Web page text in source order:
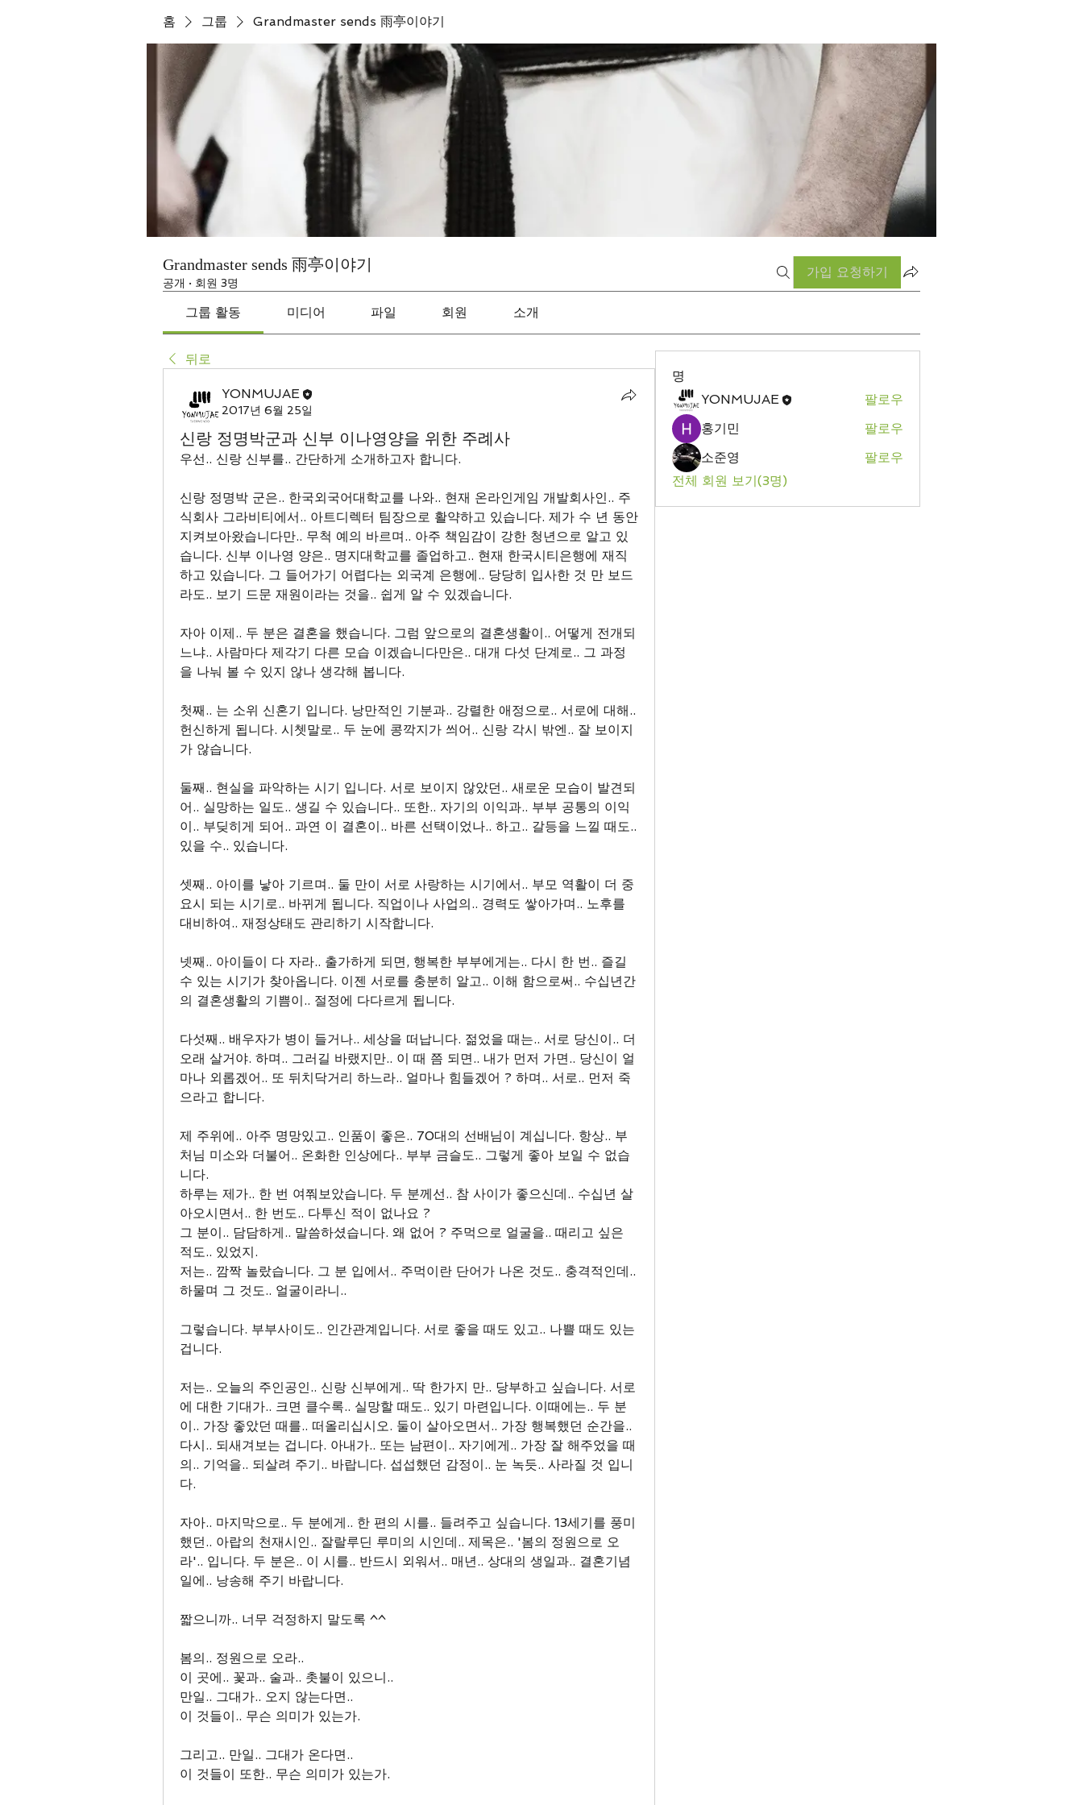
홈 그룹 Grandmaster sends 雨亭이야기
Grandmaster sends 雨亭이야기
공개 · 회원 3명
가입 요청하기
그룹 활동 미디어 파일 회원 소개
뒤로
YONMUJAE
2017년 6월 25일
신랑 정명박군과 신부 이나영양을 위한 주례사
우선.. 신랑 신부를.. 간단하게 소개하고자 합니다.
신랑 정명박 군은.. 한국외국어대학교를 나와.. 현재 온라인게임 개발회사인.. 주
식회사 그라비티에서.. 아트디렉터 팀장으로 활약하고 있습니다. 제가 수 년 동안
지켜보아왔습니다만.. 무척 예의 바르며.. 아주 책임감이 강한 청년으로 알고 있
습니다. 신부 이나영 양은.. 명지대학교를 졸업하고.. 현재 한국시티은행에 재직
하고 있습니다. 그 들어가기 어렵다는 외국계 은행에.. 당당히 입사한 것 만 보드
라도.. 보기 드문 재원이라는 것을.. 쉽게 알 수 있겠습니다.
자아 이제.. 두 분은 결혼을 했습니다. 그럼 앞으로의 결혼생활이.. 어떻게 전개되
느냐.. 사람마다 제각기 다른 모습 이겠습니다만은.. 대개 다섯 단계로.. 그 과정
을 나눠 볼 수 있지 않나 생각해 봅니다.
첫째.. 는 소위 신혼기 입니다. 낭만적인 기분과.. 강렬한 애정으로.. 서로에 대해..
헌신하게 됩니다. 시쳇말로.. 두 눈에 콩깍지가 씌어.. 신랑 각시 밖엔.. 잘 보이지
가 않습니다.
둘째.. 현실을 파악하는 시기 입니다. 서로 보이지 않았던.. 새로운 모습이 발견되
어.. 실망하는 일도.. 생길 수 있습니다.. 또한.. 자기의 이익과.. 부부 공통의 이익
이.. 부딪히게 되어.. 과연 이 결혼이.. 바른 선택이었나.. 하고.. 갈등을 느낄 때도..
있을 수.. 있습니다.
셋째.. 아이를 낳아 기르며.. 둘 만이 서로 사랑하는 시기에서.. 부모 역활이 더 중
요시 되는 시기로.. 바뀌게 됩니다. 직업이나 사업의.. 경력도 쌓아가며.. 노후를
대비하여.. 재정상태도 관리하기 시작합니다.
넷째.. 아이들이 다 자라.. 출가하게 되면, 행복한 부부에게는.. 다시 한 번.. 즐길
수 있는 시기가 찾아옵니다. 이젠 서로를 충분히 알고.. 이해 함으로써.. 수십년간
의 결혼생활의 기쁨이.. 절정에 다다르게 됩니다.
다섯째.. 배우자가 병이 들거나.. 세상을 떠납니다. 젊었을 때는.. 서로 당신이.. 더
오래 살거야. 하며.. 그러길 바랬지만.. 이 때 쯤 되면.. 내가 먼저 가면.. 당신이 얼
마나 외롭겠어.. 또 뒤치닥거리 하느라.. 얼마나 힘들겠어 ? 하며.. 서로.. 먼저 죽
으라고 합니다.
제 주위에.. 아주 명망있고.. 인품이 좋은.. 70대의 선배님이 계십니다. 항상.. 부
처님 미소와 더불어.. 온화한 인상에다.. 부부 금슬도.. 그렇게 좋아 보일 수 없습
니다.
하루는 제가.. 한 번 여쭤보았습니다. 두 분께선.. 참 사이가 좋으신데.. 수십년 살
아오시면서.. 한 번도.. 다투신 적이 없나요 ?
그 분이.. 담담하게.. 말씀하셨습니다. 왜 없어 ? 주먹으로 얼굴을.. 때리고 싶은
적도.. 있었지.
저는.. 깜짝 놀랐습니다. 그 분 입에서.. 주먹이란 단어가 나온 것도.. 충격적인데..
하물며 그 것도.. 얼굴이라니..
그렇습니다. 부부사이도.. 인간관계입니다. 서로 좋을 때도 있고.. 나쁠 때도 있는
겁니다.
저는.. 오늘의 주인공인.. 신랑 신부에게.. 딱 한가지 만.. 당부하고 싶습니다. 서로
에 대한 기대가.. 크면 클수록.. 실망할 때도.. 있기 마련입니다. 이때에는.. 두 분
이.. 가장 좋았던 때를.. 떠올리십시오. 둘이 살아오면서.. 가장 행복했던 순간을..
다시.. 되새겨보는 겁니다. 아내가.. 또는 남편이.. 자기에게.. 가장 잘 해주었을 때
의.. 기억을.. 되살려 주기.. 바랍니다. 섭섭했던 감정이.. 눈 녹듯.. 사라질 것 입니
다.
자아.. 마지막으로.. 두 분에게.. 한 편의 시를.. 들려주고 싶습니다. 13세기를 풍미
했던.. 아랍의 천재시인.. 잘랄루딘 루미의 시인데.. 제목은.. '봄의 정원으로 오
라'.. 입니다. 두 분은.. 이 시를.. 반드시 외워서.. 매년.. 상대의 생일과.. 결혼기념
일에.. 낭송해 주기 바랍니다.
짧으니까.. 너무 걱정하지 말도록 ^^
봄의.. 정원으로 오라..
이 곳에.. 꽃과.. 술과.. 촛불이 있으니..
만일.. 그대가.. 오지 않는다면..
이 것들이.. 무슨 의미가 있는가.
그리고.. 만일.. 그대가 온다면..
이 것들이 또한.. 무슨 의미가 있는가.
명
YONMUJAE
팔로우
홍기민
팔로우
소준영
팔로우
전체 회원 보기(3명)